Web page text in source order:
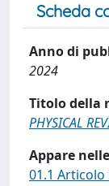
Scheda
Anno di
2024
Titolo della
PHYSICAL
Appare
01.1 Articolo